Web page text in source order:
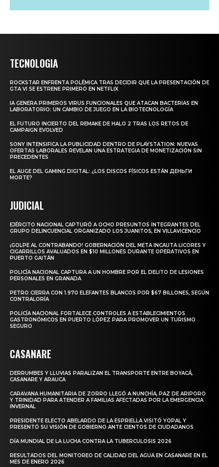
TECNOLOGIA
ROCKSTAR ENFRENTA POLÉMICA TRAS DECIDIR QUE LA PRESENTACIÓN DE
GTA VI SE ESTRENE PRIMERO EN NETFLIX
IA GENERA PRIMEROS VIRUS FUNCIONALES QUE ATACAN BACTERIAS EN
LABORATORIO: UN CAMBIO DE JUEGO EN LA BIOTECNOLOGÍA
EL FUTURO INCIERTO DEL REMAKE DE HALO 2 TRAS LOS RETOS DE
CAMPAIGN EVOLVED
SONY INTENSIFICA LA PUBLICIDAD DENTRO DE PLAYSTATION: NUEVAS
OFERTAS LABORALES REVELAN UNA ESTRATEGIA DE MONETIZACIÓN SIN
PRECEDENTES
EL AUGE DEL GAMING DIGITAL: ¿LOS DISCOS FÍSICOS ESTÁN ДЕНЬГИ
MORTE?
JUDICIAL
EJÉRCITO NACIONAL CAPTURÓ A OCHO PRESUNTOS INTEGRANTES DEL
GRUPO DELINCUENCIAL ORGANIZADO LOS JUANITOS, EN VILLAVICENCIO
¡GOLPE AL CONTRABANDO! GOBERNACIÓN DEL META INCAUTA LICORES Y
CIGARRILLOS AVALUADOS EN $10 MILLONES DURANTE OPERATIVOS EN
PUERTO GAITÁN
POLICÍA NACIONAL CAPTURA A UN HOMBRE POR EL DELITO DE LESIONES
PERSONALES EN GRANADA
PETRO CIERRA CON 1.970 ELEFANTES BLANCOS POR $67 BILLONES, SEGÚN
CONTRALORÍA
POLICÍA NACIONAL FORTALECE CONTROLES A ESTABLECIMIENTOS
GASTRONÓMICOS EN PUERTO LÓPEZ PARA PROMOVER UN TURISMO
SEGURO
CASANARE
DERRUMBES Y LLUVIAS PARALIZAN EL TRANSPORTE ENTRE BOYACÁ,
CASANARE Y ARAUCA
CARAVANA HUMANITARIA DE ZORRO LLEGÓ A NUNCHÍA, PAZ DE ARIPORO
Y TRINIDAD PARA ATENDER A FAMILIAS AFECTADAS POR LA EMERGENCIA
INVERNAL
PRESIDENTE ELECTO ABELARDO DE LA ESPRIELLA VISITÓ YOPAL Y
PRESENTÓ SU VISIÓN DE GOBIERNO ANTE CIENTOS DE CIUDADANOS
DÍA MUNDIAL DE LA LUCHA CONTRA LA TUBERCULOSIS 2026
RESULTADOS DEL MONITOREO DE CALIDAD DEL AGUA EN CASANARE EN EL
MES DE ENERO 2026